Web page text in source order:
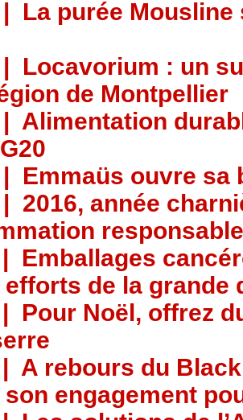
| La purée
| Locavorium : un
de Montpellier
| Alimentation
| Emmaüs ouvre sa
| 2016, année
| Emballages
efforts de la grande
| Pour Noël, offrez
| A rebours du
engagement